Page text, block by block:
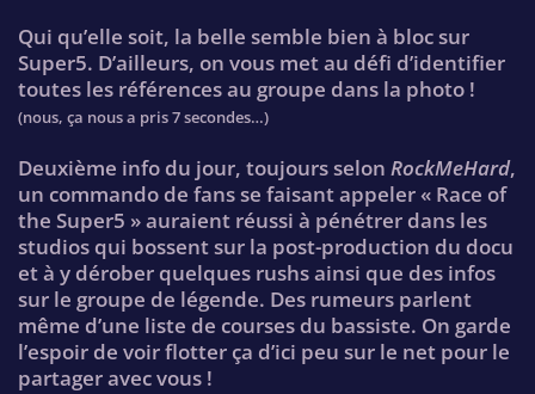
Qui qu’elle soit, la belle semble bien à bloc sur
Super5. D’ailleurs, on vous met au défi d’identifier
toutes les références au groupe dans la photo !
(nous, ça nous a pris 7 secondes…)
Deuxième info du jour, toujours selon RockMeHard,
un commando de fans se faisant appeler « Race of
the Super5 » auraient réussi à pénétrer dans les
studios qui bossent sur la post-production du docu
et à y dérober quelques rushs ainsi que des infos
sur le groupe de légende. Des rumeurs parlent
même d’une liste de courses du bassiste. On garde
l’espoir de voir flotter ça d’ici peu sur le net pour le
partager avec vous !